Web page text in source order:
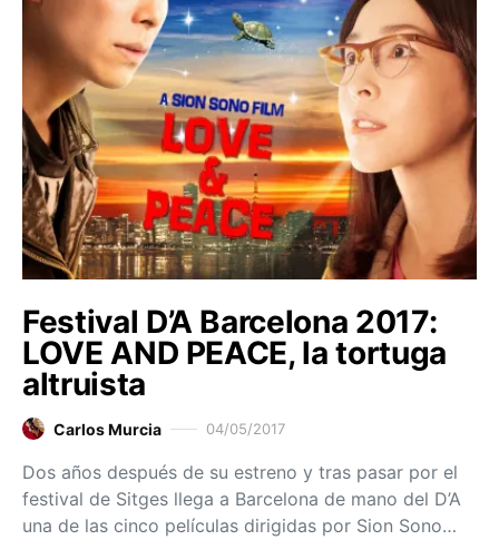
Festival D’A Barcelona 2017:
LOVE AND PEACE, la tortuga
altruista
Carlos Murcia 04/05/2017
Dos años después de su estreno y tras pasar por el
festival de Sitges llega a Barcelona de mano del D’A
una de las cinco películas dirigidas por Sion Sono…